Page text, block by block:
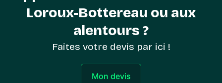
Loroux-Bottereau ou aux
alentours ?
Faites votre devis par ici !
Mon devis